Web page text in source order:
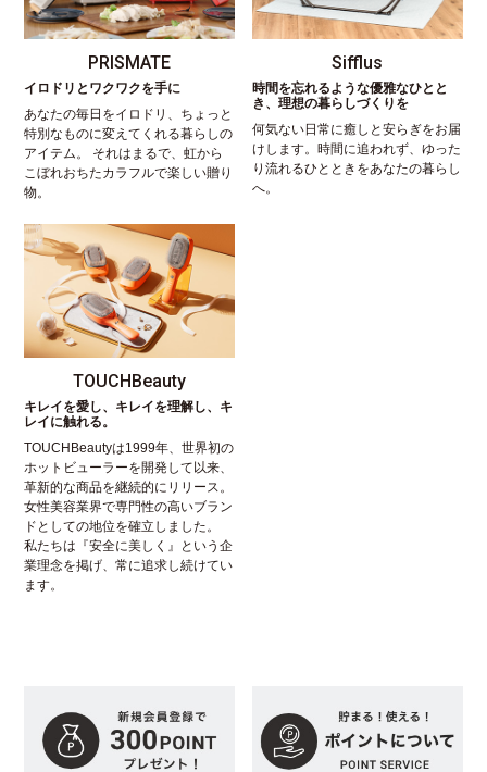
PRISMATE
イロドリとワクワクを手に
あなたの毎日をイロドリ、ちょっと
特別なものに変えてくれる暮らしの
アイテム。 それはまるで、虹から
こぼれおちたカラフルで楽しい贈り
物。
Sifflus
時間を忘れるような優雅なひとと
き、理想の暮らしづくりを
何気ない日常に癒しと安らぎをお届
けします。時間に追われず、ゆった
り流れるひとときをあなたの暮らし
へ。
TOUCHBeauty
キレイを愛し、キレイを理解し、キ
レイに触れる。
TOUCHBeautyは1999年、世界初の
ホットビューラーを開発して以来、
革新的な商品を継続的にリリース。
女性美容業界で専門性の高いブラン
ドとしての地位を確立しました。
私たちは『安全に美しく』という企
業理念を掲げ、常に追求し続けてい
ます。